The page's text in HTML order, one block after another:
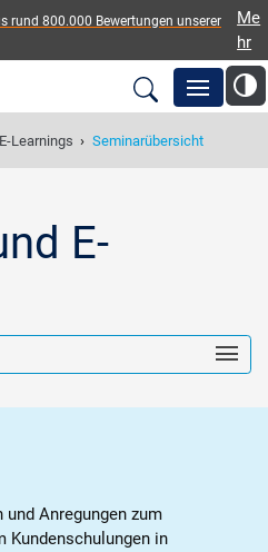
rund 800.000 Bewertungen unserer
Me
hr
Learnings › Seminarübersicht
E-
Anregungen zum
Kundenschulungen in